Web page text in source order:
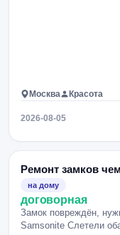
Москва Красота
2026-08-05
Ремонт замков
на дому
договорная
Замок повреждён,
Samsonite Слетели